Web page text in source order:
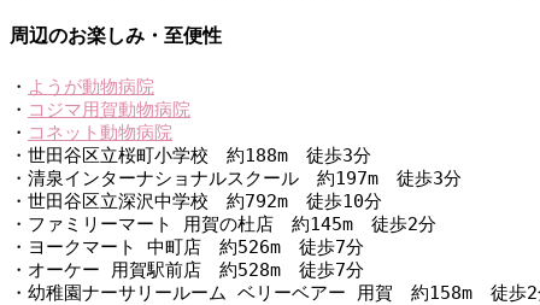
周辺のお楽しみ・至便性
・ ようが動物病院
・ コジマ用賀動物病院
・ コネット動物病院
・世田谷区立桜町小学校　約188m　徒歩3分
・清泉インターナショナルスクール　約197m　徒歩3分
・世田谷区立深沢中学校　約792m　徒歩10分
・ファミリーマート 用賀の杜店　約145m　徒歩2分
・ヨークマート 中町店　約526m　徒歩7分
・オーケー 用賀駅前店　約528m　徒歩7分
・幼稚園ナーサリールーム ベリーベアー 用賀　約158m　徒歩